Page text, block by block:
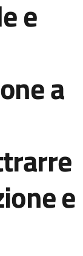
e
a
e